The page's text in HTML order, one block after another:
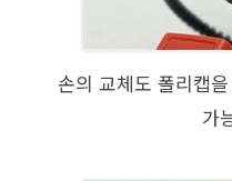
손의 교체도 폴리캡
가